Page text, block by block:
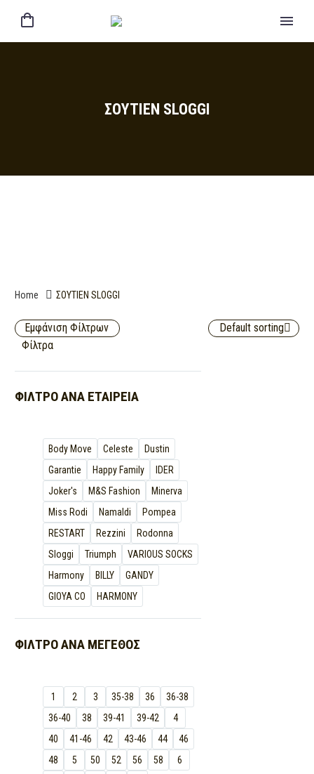
ΣΟΥΤΙΕΝ SLOGGI
Home ΣΟΥΤΙΕΝ SLOGGI
Εμφάνιση Φίλτρων
Φίλτρα
ΦΊΛΤΡΟ ΑΝΆ ΕΤΑΙΡΕΊΑ
Body Move Celeste
Dustin
Garantie
Happy Family
IDER
Joker's
M&S Fashion
Minerva
Miss Rodi
Namaldi
Pompea
RESTART
Rezzini
Rodonna
Sloggi
Triumph
VARIOUS SOCKS
Ηarmony
BILLY
GANDY
GIOYA CO
HARMONY
ΦΊΛΤΡΟ ΑΝΆ ΜΈΓΕΘΟΣ
1 2 3 35-38 36
36-38
36-40
38 39-41 39-42
4
40
41-46 42 43-46 44
46
48
5 50 52 56 58
6
Default sorting